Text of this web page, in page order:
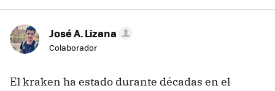
José A. Lizana
Colaborador
El kraken ha estado durante décadas en el